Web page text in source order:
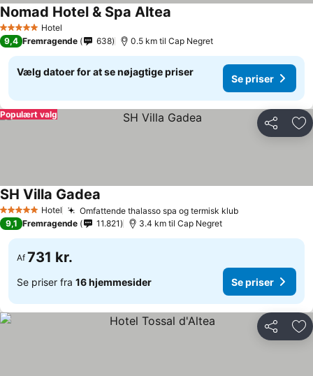
5 Stjerner Hotel
Nomad Hotel & Spa Altea
9,4 Fremragende 638 0.5 km til Cap Negret
Vælg datoer for at se nøjagtige priser
Se priser
Del
Populært valg
5 Stjerner Hotel Omfattende thalasso spa og termisk klub
SH Villa Gadea
9,1 Fremragende 11.821 3.4 km til Cap Negret
Af 731 kr.
Se priser fra 16 hjemmesider Se priser
Del